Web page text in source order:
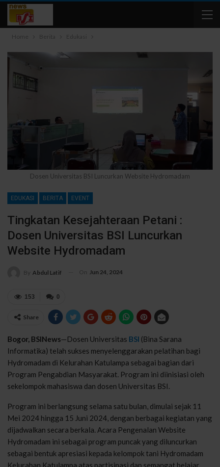
Home Berita Edukasi
Dosen Universitas BSI Luncurkan Website Hydromadam
EDUKASI BERITA EVENT
Tingkatan Kesejahteraan Petani :
Dosen Universitas BSI Luncurkan
Website Hydromadam
By Abdul Latif On Jun 24, 2024
0
153
Share
Bogor, BSINews—Dosen Universitas BSI (Bina Sarana
Informatika) telah sukses menyelenggarakan pelatihan bagi
Hydromadam di Kelurahan Katulampa sebagai bagian dari
Program Pengabdian Masyarakat. Program ini diinisiasi oleh
sekelompok mahasiswa dan dosen Universitas BSI.
Program ini berlangsung selama satu bulan, dimulai sejak 11
Mei 2024 hingga 15 Juni 2024, dengan berbagai kegiatan yang
dijadwalkan secara berkala. Acara Pengenalan Website
Hydromadam ini sebagai program puncak yang diluncurkan
sebagai bentuk apresiasi kepada kelompok tani Hydromadam
Kelurahan Katulampa atas partisipasi dan semangat belajar